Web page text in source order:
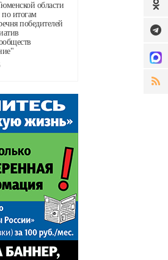
области
по итогам
победителей